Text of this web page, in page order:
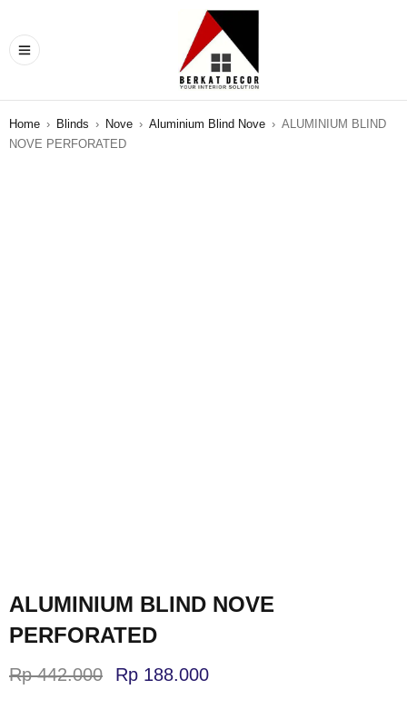
Home › Blinds › Nove › Aluminium Blind Nove › ALUMINIUM BLIND
NOVE PERFORATED
ALUMINIUM BLIND NOVE
PERFORATED
Rp442.000 Rp 188.000